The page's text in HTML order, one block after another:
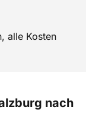
alle Kosten
nach